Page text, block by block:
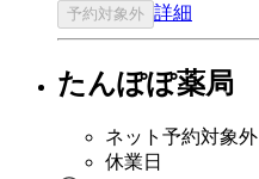
予約対象外 詳細
たんぽぽ薬局
ネット予約対象外
休業日